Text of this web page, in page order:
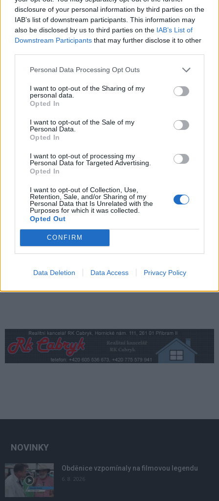
disclosure of your personal information by third parties on the
IAB’s list of downstream participants. This information may
also be disclosed by us to third parties on the IAB’s List of
Downstream Participants that may further disclose it to other
Personal Data Processing Opt Outs
I want to opt-out of the Sharing of my
personal data.
Opted In
I want to opt-out of the Sale of my
Personal Data.
Opted In
I want to opt-out of processing my
Personal Data for Targeted Advertising.
Opted In
I want to opt-out of Collection, Use,
Retention, Sale, and/or Sharing of my
Personal Data that Is Unrelated with the
Purposes for which it was collected.
Opted Out
CONFIRM
Data Deletion Data Access Privacy Policy
Předchozí článek
Příbram vybrala firmu pro stavbu
záchytného parkoviště na
Flusárně
Následující článek
Děštivé počasí o víkendu
zaskočilo některé řidiče.
Policisté vyjížděli k sedmi
VÍCE OD AUTORA
Většina koupališť na Příbramsku nabízí
výborné podmínky. Horší voda je jen na
Živohošti
Zpravodajství
Příbram modernizuje parkovací automaty.
Středočeský kraj upravil pravidla soutěže.
vzniku odpadu
NOVINKY
Obděnice vzpomínaly na filmovou legendu
6. 8. 2026